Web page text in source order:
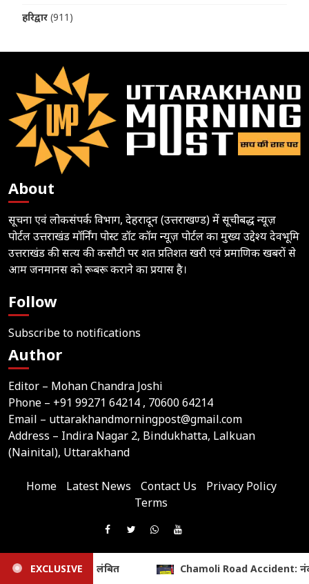
हरिद्वार (911)
About
सूचना एवं लोकसंपर्क विभाग, देहरादून (उत्तराखण्ड) में सूचीबद्ध न्यूज़
पोर्टल उत्तराखंड मॉर्निंग पोस्ट डॉट कॉम न्यूज़ पोर्टल का मुख्य उद्देश्य देवभूमि
उत्तराखंड की सत्य की कसौटी पर शत प्रतिशत खरी एवं प्रमाणिक खबरों से
आम जनमानस को रूबरू कराने का प्रयास है।
Follow
Subscribe to notifications
Author
Editor – Mohan Chandra Joshi
Phone – +91 99271 64214 , 70600 64214
Email – uttarakhandmorningpost@gmail.com
Address – Indira Nagar 2, Bindukhatta, Lalkuan
(Nainital), Uttarakhand
Home Latest News Contact Us
Privacy Policy
Terms
Like
On
FollowJoin
WhatsApp
Subscribe
YouTube
© 2026,Uttarakhand Morning Post
Website Developed & Maintained by Webtik Media
EXCLUSIVE
Road Accident: नंदप्रयाग में बाइक फिसली, श्रद्धालु की मौत; एक घायल